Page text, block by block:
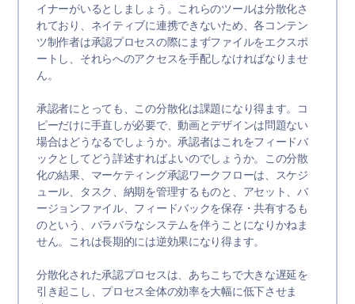
イナーがいるとしましょう。これらのツールは分散化さ
れており、ネイティブに連携できないため、各コンテン
ツ制作者は承認プロセスの際にまずファイルをエクスポ
ートし、それらへのアクセスを手配しなければなりませ
ん。
承認者にとっても、この分散化は課題になり得ます。コ
ピーだけに手直しが必要で、動画とデザインは問題ない
場合はどうなるでしょうか。承認者はこれをフィードバ
ックとしてどう詳述すればよいのでしょうか。この分散
化の結果、マーケティング承認ワークフローは、スケジ
ュール、タスク、納期を管理するものと、アセット、バ
ージョンファイル、フィードバックを保存・共有するも
のという、バラバラなシステムを伴うことになりかねま
せん。これは長期的には逆効果になり得ます。
分散化された承認プロセスは、あちこちで大きな遅延を
引き起こし、プロセス全体の効率を大幅に低下させま